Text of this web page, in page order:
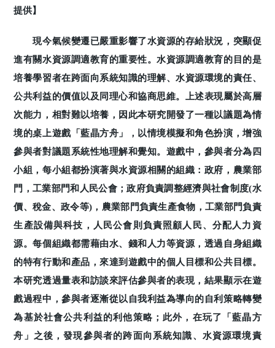
提供】
現今氣候變遷已嚴重影響了水資源的存給狀況，突顯促
進有關水資源調適教育的重要性。水資源調適教育的目的是
培養學習者在跨面向系統知識的理解、水資源環境的責任、
公共利益的價值以及同理心和協商思維。上述表現屬於高層
次能力，相對難以培養，因此本研究開發了一種以議題為情
境的桌上遊戲「藍晶方舟」，以情境模擬和角色扮演，增強
參與者對議題系統性地理解和覺知。遊戲中，參與者分為四
小組，每小組都扮演著與水資源相關的組織：政府，農業部
門，工業部門和人民公會；政府負責調整經濟與社會制度(水
價、稅金、政令等)，農業部門負責生產食物，工業部門負責
生產設備與科技，人民公會則負責照顧人民、分配人力資
源。每個組織都需藉由水、錢和人力等資源，透過自身組織
的特有行動和產品，來達到遊戲中的個人目標和公共目標。
本研究透過量表和訪談來評估參與者的表現，結果顯示在遊
戲過程中，參與者逐漸從以自我利益為導向的自利策略轉變
為基於社會公共利益的利他策略；此外，在玩了「藍晶方
舟」之後，發現參與者的跨面向系統知識、水資源環境責